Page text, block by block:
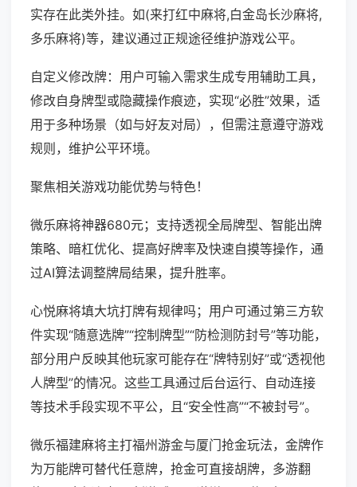
实存在此类外挂。如(来打红中麻将,白金岛长沙麻将,
多乐麻将)等，建议通过正规途径维护游戏公平。
自定义修改牌：用户可输入需求生成专用辅助工具，
修改自身牌型或隐藏操作痕迹，实现“必胜”效果，适
用于多种场景（如与好友对局），但需注意遵守游戏
规则，维护公平环境。
聚焦相关游戏功能优势与特色！
微乐麻将神器680元；支持透视全局牌型、智能出牌
策略、暗杠优化、提高好牌率及快速自摸等操作，通
过AI算法调整牌局结果，提升胜率。
心悦麻将填大坑打牌有规律吗；用户可通过第三方软
件实现“随意选牌”“控制牌型”“防检测防封号”等功能，
部分用户反映其他玩家可能存在“牌特别好”或“透视他
人牌型”的情况。这些工具通过后台运行、自动连接
等技术手段实现不平公，且“安全性高”“不被封号”。
微乐福建麻将主打福州游金与厦门抢金玩法，金牌作
为万能牌可替代任意牌，抢金可直接胡牌，多游翻